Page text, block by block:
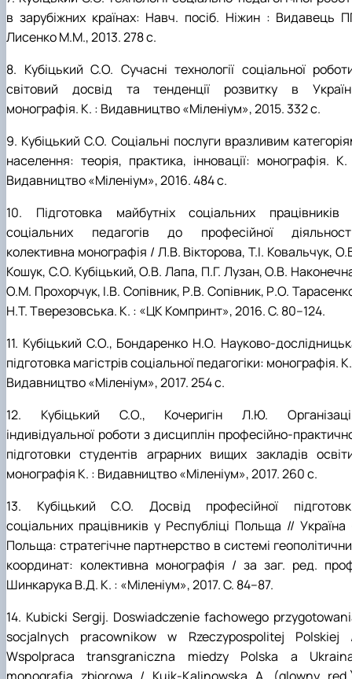
в зарубіжних країнах: Навч. посіб. Ніжин : Видавець
Лисенко М.М., 2013. 278 с.
8. Кубіцький С.О. Сучасні технології соціальної
світовий досвід та тенденції розвитку в
монографія. К. : Видавництво «Міленіум», 2015. 332 с.
9. Кубіцький С.О. Соціальні послуги вразливим
населення: теорія, практика, інновації: монографія.
Видавництво «Міленіум», 2016. 484 с.
10. Підготовка майбутніх соціальних
соціальних педагогів до професійної
колективна монографія / Л.В. Вікторова, Т.І. Ковальчук,
Кошук, С.О. Кубіцький, О.В. Лапа, П.Г. Лузан, О.В.
О.М. Прохорчук, І.В. Сопівник, Р.В. Сопівник, Р.О.
Н.Т. Тверезовська. К. : «ЦК Компринт», 2016. С. 80–124.
11. Кубіцький С.О., Бондаренко Н.О. Науково-
підготовка магістрів соціальної педагогіки: монографія.
Видавництво «Міленіум», 2017. 254 с.
12. Кубіцький С.О., Кочеригін Л.Ю.
індивідуальної роботи з дисциплін професійно-
підготовки студентів аграрних вищих закладів
монографія К. : Видавництво «Міленіум», 2017. 260 с.
13. Кубіцький С.О. Досвід професійної
соціальних працівників у Республіці Польща // Україна
Польща: стратегічне партнерство в системі
координат: колективна монографія / за заг. ред.
Шинкарука В.Д. К. : «Міленіум», 2017. С. 84–87.
14. Kubicki Sergij. Doswiadczenie fachowego
socjalnych pracownikow w Rzeczypospolitej Polskiej
Wspolpraca transgraniczna miedzy Polska a
monografia zbiorowa / Kuik-Kalinowska A. (glowny